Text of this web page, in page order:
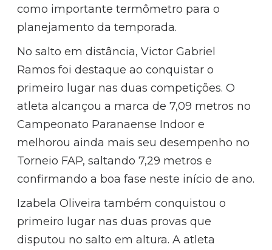
como importante termômetro para o
planejamento da temporada.
No salto em distância, Victor Gabriel
Ramos foi destaque ao conquistar o
primeiro lugar nas duas competições. O
atleta alcançou a marca de 7,09 metros no
Campeonato Paranaense Indoor e
melhorou ainda mais seu desempenho no
Torneio FAP, saltando 7,29 metros e
confirmando a boa fase neste início de ano.
Izabela Oliveira também conquistou o
primeiro lugar nas duas provas que
disputou no salto em altura. A atleta